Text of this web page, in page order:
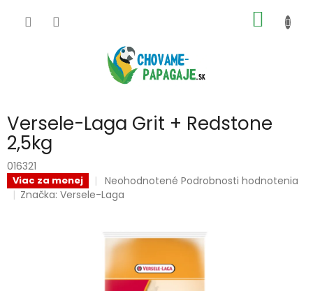
KOŠÍK
Versele-Laga Grit + Redstone
2,5kg
016321
Viac za menej
Priemerné
hodnotenie
0,0
hviezdičiek.
Neohodnotené Podrobnosti hodnotenia
Značka:Versele-Laga